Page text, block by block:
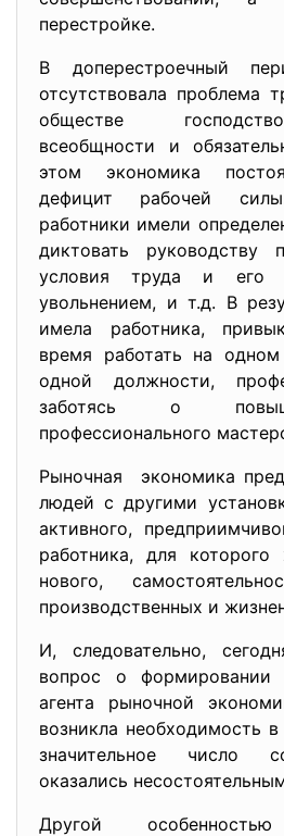
перестройке.
В доперестроечный
отсутствовала проблема
обществе
всеобщности и
этом экономика
дефицит рабочей
работники имели
диктовать руководству
условия труда и его
увольнением, и т.д. В
имела работника,
время работать на
одной должности,
заботясь о
профессионального
Рыночная экономика
людей с другими
активного,
работника, для которого
нового,
производственных и
И, следовательно,
вопрос о формировании
агента рыночной
возникла необходимость
значительное число
оказались
Другой